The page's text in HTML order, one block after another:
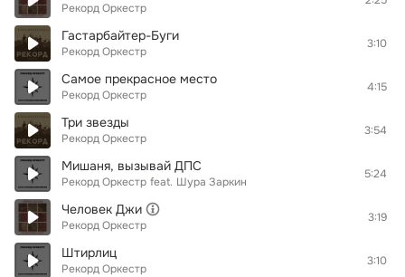
Рекорд Оркестр
Гастарбайтер-Буги
Рекорд Оркестр
3:10
Самое прекрасное место
Рекорд Оркестр
4:15
Три звезды
Рекорд Оркестр
3:54
Мишаня, вызывай ДПС
Рекорд Оркестр feat. Шура Заркин
5:24
Человек Джи
Рекорд Оркестр
3:19
Штирлиц
Рекорд Оркестр
3:10